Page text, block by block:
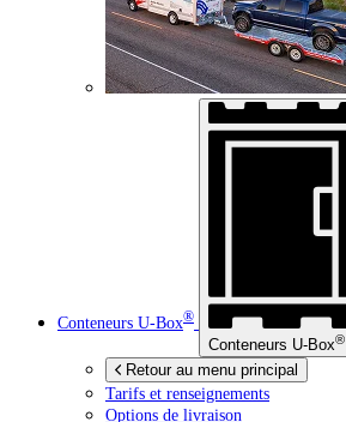
Conteneurs U-Box®
Conteneurs U-Box®
Retour au menu principal
Tarifs et renseignements
Options de livraison